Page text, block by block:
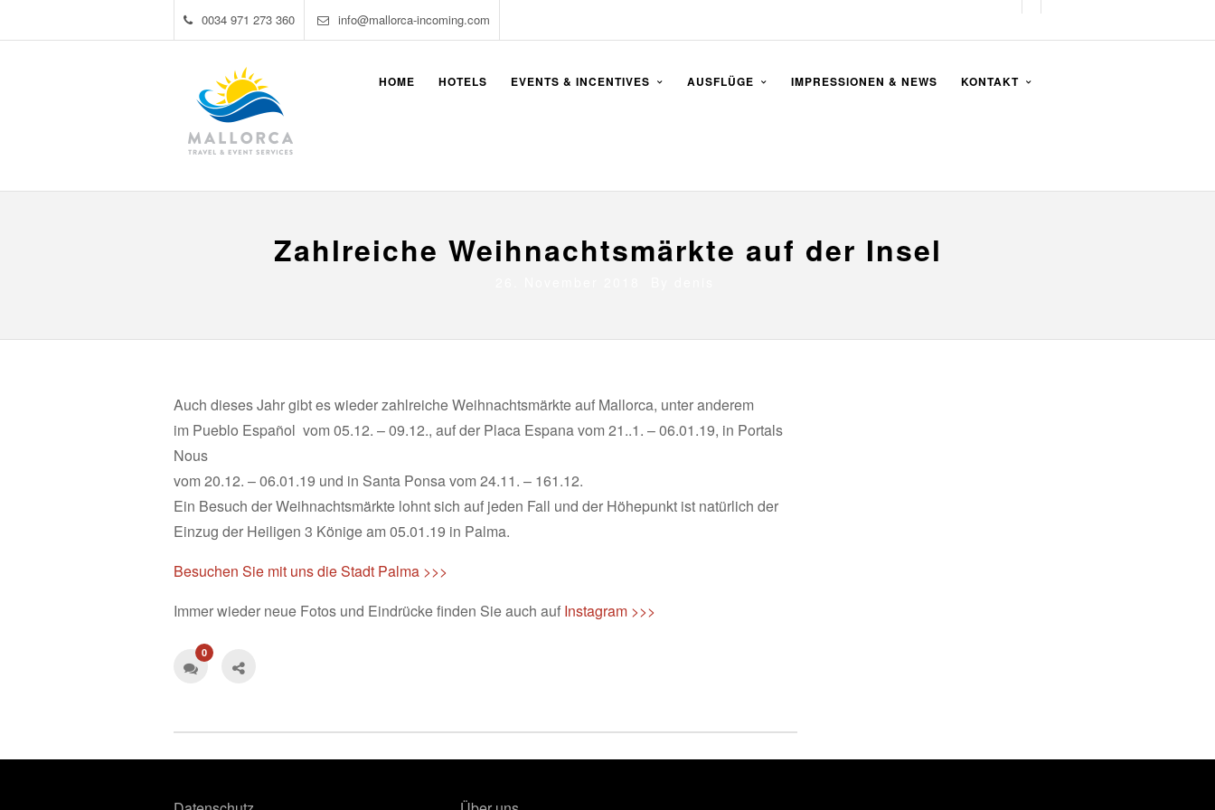
0034 971 273 360 info@mallorca-incoming.com
HOME HOTELS EVENTS & INCENTIVES AUSFLÜGE IMPRESSIONEN & NEWS KONTAKT
Zahlreiche Weihnachtsmärkte auf der Insel
Auch dieses Jahr gibt es wieder zahlreiche Weihnachtsmärkte auf Mallorca, unter anderem
im Pueblo Español vom 05.12. – 09.12., auf der Placa Espana vom 21..1. – 06.01.19, in Portals
Nous
vom 20.12. – 06.01.19 und in Santa Ponsa vom 24.11. – 161.12.
Ein Besuch der Weihnachtsmärkte lohnt sich auf jeden Fall und der Höhepunkt ist natürlich der
Einzug der Heiligen 3 Könige am 05.01.19 in Palma.
Besuchen Sie mit uns die Stadt Palma >>>
Immer wieder neue Fotos und Eindrücke finden Sie auch auf Instagram >>>
0